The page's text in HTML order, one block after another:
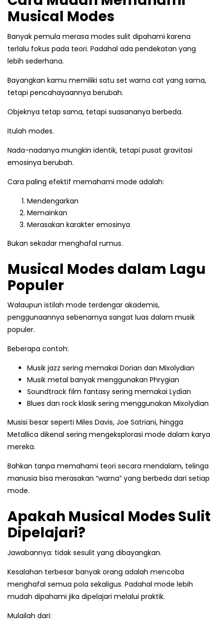
Musical Modes
Banyak pemula merasa modes sulit dipahami karena
terlalu fokus pada teori. Padahal ada pendekatan yang
lebih sederhana.
Bayangkan kamu memiliki satu set warna cat yang sama,
tetapi pencahayaannya berubah.
Objeknya tetap sama, tetapi suasananya berbeda.
Itulah modes.
Nada-nadanya mungkin identik, tetapi pusat gravitasi
emosinya berubah.
Cara paling efektif memahami mode adalah:
Mendengarkan
Memainkan
Merasakan karakter emosinya
Bukan sekadar menghafal rumus.
Musical Modes dalam Lagu
Populer
Walaupun istilah mode terdengar akademis,
penggunaannya sebenarnya sangat luas dalam musik
populer.
Beberapa contoh:
Musik jazz sering memakai Dorian dan Mixolydian
Musik metal banyak menggunakan Phrygian
Soundtrack film fantasy sering memakai Lydian
Blues dan rock klasik sering menggunakan Mixolydian
Musisi besar seperti Miles Davis, Joe Satriani, hingga
Metallica dikenal sering mengeksplorasi mode dalam karya
mereka.
Bahkan tanpa memahami teori secara mendalam, telinga
manusia bisa merasakan “warna” yang berbeda dari setiap
mode.
Apakah Musical Modes Sulit
Dipelajari?
Jawabannya: tidak sesulit yang dibayangkan.
Kesalahan terbesar banyak orang adalah mencoba
menghafal semua pola sekaligus. Padahal mode lebih
mudah dipahami jika dipelajari melalui praktik.
Mulailah dari: